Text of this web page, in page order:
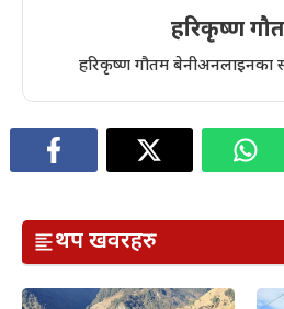
हरिकृष्ण
हरिकृष्ण गौतम बेनीअनलाइनका
थप खवरहरु